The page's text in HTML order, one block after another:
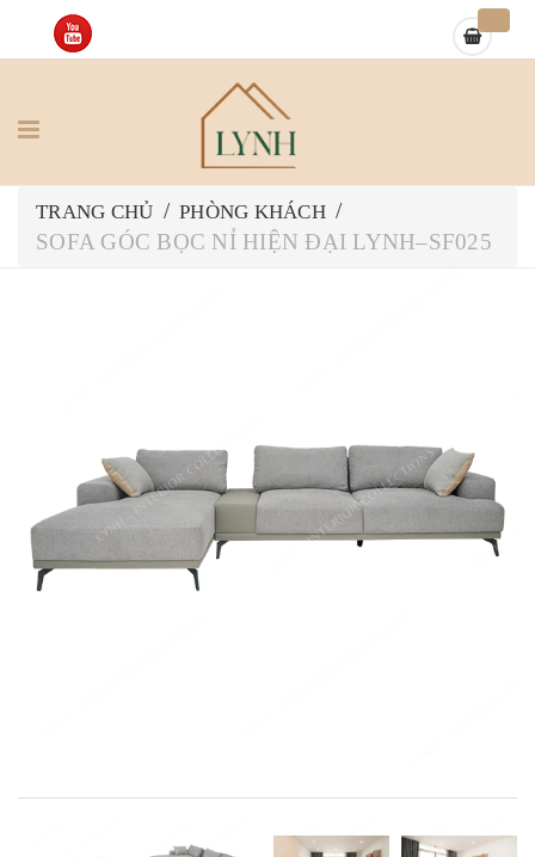
TRANG CHỦ / PHÒNG KHÁCH /
SOFA GÓC BỌC NỈ HIỆN ĐẠI LYNH–SF025